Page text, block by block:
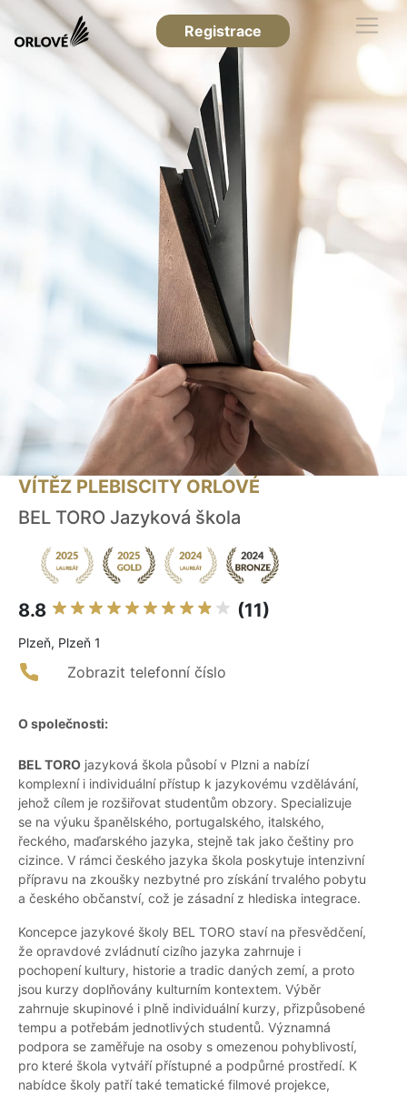
Registrace
VÍTĚZ PLEBISCITY ORLOVÉ
BEL TORO Jazyková škola
8.8 (11)
Plzeň, Plzeň 1
Zobrazit telefonní číslo
O společnosti:
BEL TORO jazyková škola působí v Plzni a nabízí
komplexní i individuální přístup k jazykovému vzdělávání,
jehož cílem je rozšiřovat studentům obzory. Specializuje
se na výuku španělského, portugalského, italského,
řeckého, maďarského jazyka, stejně tak jako češtiny pro
cizince. V rámci českého jazyka škola poskytuje intenzivní
přípravu na zkoušky nezbytné pro získání trvalého pobytu
a českého občanství, což je zásadní z hlediska integrace.
Koncepce jazykové školy BEL TORO staví na přesvědčení,
že opravdové zvládnutí cizího jazyka zahrnuje i
pochopení kultury, historie a tradic daných zemí, a proto
jsou kurzy doplňovány kulturním kontextem. Výběr
zahrnuje skupinové i plně individuální kurzy, přizpůsobené
tempu a potřebám jednotlivých studentů. Významná
podpora se zaměřuje na osoby s omezenou pohyblivostí,
pro které škola vytváří přístupné a podpůrné prostředí. K
nabídce školy patří také tematické filmové projekce,